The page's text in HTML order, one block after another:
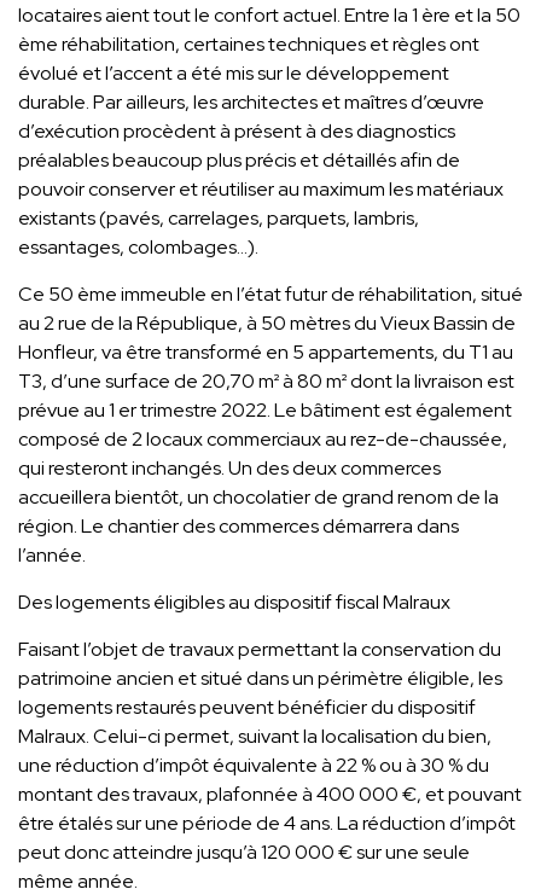
locataires aient tout le confort actuel. Entre la 1 ère et la 50
ème réhabilitation, certaines techniques et règles ont
évolué et l’accent a été mis sur le développement
durable. Par ailleurs, les architectes et maîtres d’œuvre
d’exécution procèdent à présent à des diagnostics
préalables beaucoup plus précis et détaillés afin de
pouvoir conserver et réutiliser au maximum les matériaux
existants (pavés, carrelages, parquets, lambris,
essantages, colombages…).
Ce 50 ème immeuble en l’état futur de réhabilitation, situé
au 2 rue de la République, à 50 mètres du Vieux Bassin de
Honfleur, va être transformé en 5 appartements, du T1 au
T3, d’une surface de 20,70 m² à 80 m² dont la livraison est
prévue au 1 er trimestre 2022. Le bâtiment est également
composé de 2 locaux commerciaux au rez-de-chaussée,
qui resteront inchangés. Un des deux commerces
accueillera bientôt, un chocolatier de grand renom de la
région. Le chantier des commerces démarrera dans
l’année.
Des logements éligibles au dispositif fiscal Malraux
Faisant l’objet de travaux permettant la conservation du
patrimoine ancien et situé dans un périmètre éligible, les
logements restaurés peuvent bénéficier du dispositif
Malraux. Celui-ci permet, suivant la localisation du bien,
une réduction d’impôt équivalente à 22 % ou à 30 % du
montant des travaux, plafonnée à 400 000 €, et pouvant
être étalés sur une période de 4 ans. La réduction d’impôt
peut donc atteindre jusqu’à 120 000 € sur une seule
même année.